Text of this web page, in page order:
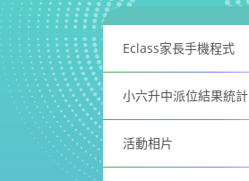
Eclass家長手機程式
小六升中派位結果統計
活動相片